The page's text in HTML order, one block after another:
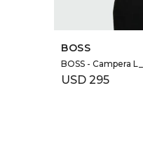
BOSS
BOSS - Campera
USD 295